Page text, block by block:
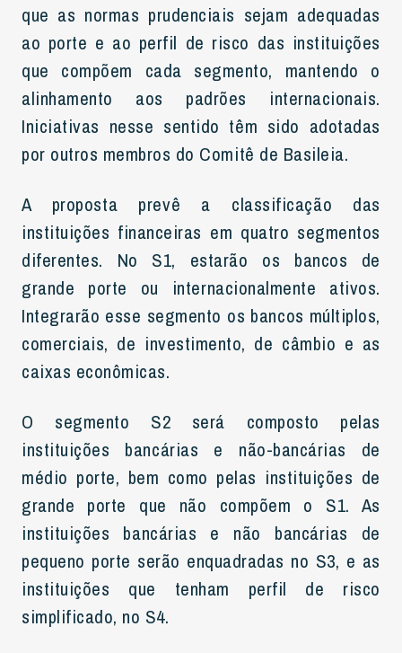
que as normas prudenciais sejam adequadas
ao porte e ao perfil de risco das instituições
que compõem cada segmento, mantendo o
alinhamento aos padrões internacionais.
Iniciativas nesse sentido têm sido adotadas
por outros membros do Comitê de Basileia.
A proposta prevê a classificação das
instituições financeiras em quatro segmentos
diferentes. No S1, estarão os bancos de
grande porte ou internacionalmente ativos.
Integrarão esse segmento os bancos múltiplos,
comerciais, de investimento, de câmbio e as
caixas econômicas.
O segmento S2 será composto pelas
instituições bancárias e não-bancárias de
médio porte, bem como pelas instituições de
grande porte que não compõem o S1. As
instituições bancárias e não bancárias de
pequeno porte serão enquadradas no S3, e as
instituições que tenham perfil de risco
simplificado, no S4.